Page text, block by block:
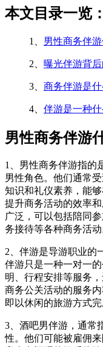
本文目录一览：
1、 男性商务伴
2、 曝光伴游背
3、 商务伴游是
4、 伴游是一种
男性商务伴游
1、男性商务伴游指的
男性角色。他们通常
知识和礼仪素养，能
提升商务活动的效率
广泛，可以包括陪同
务接待等各种商务活动
2、伴游是导游职业的
伴游只是一种一对一
明、行程安排等服务
商务公关活动的服务
即以休闲的旅游方式完
3、酒吧男伴游，通常
性。他们可能被雇佣